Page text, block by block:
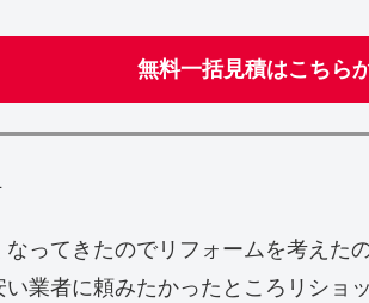
無料一括見積はこちら
ってきたのでリフォームを考えた
業者に頼みたかったところリショ